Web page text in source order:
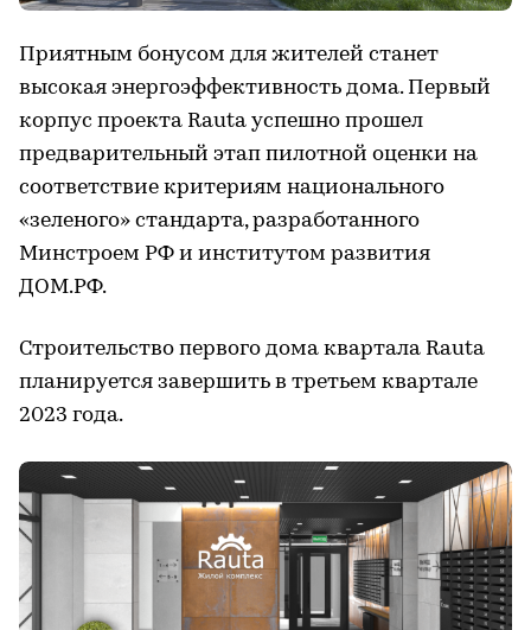
Приятным бонусом для жителей станет
высокая энергоэффективность дома. Первый
корпус проекта Rauta успешно прошел
предварительный этап пилотной оценки на
соответствие критериям национального
«зеленого» стандарта, разработанного
Минстроем РФ и институтом развития
ДОМ.РФ.
Строительство первого дома квартала Rauta
планируется завершить в третьем квартале
2023 года.